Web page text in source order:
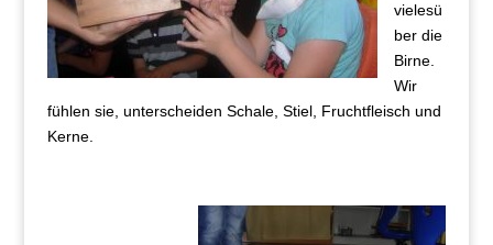
vielesü
ber die
Birne.
Wir
fühlen sie, unterscheiden Schale, Stiel, Fruchtfleisch und
Kerne.